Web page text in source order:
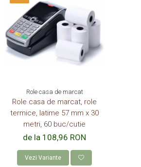
Role termice personalizate
PUNGI DE HARTIE COLORATE
ROLE TERMICE
ROLE CASA DE MARCAT 57 mm x 18
m
ROLE CASA DE MARCAT 57 mm x 25
ROLE CASA DE MARCAT 80 mm x 30
ROLE CASA DE MARCAT 80 mm x 40
ROLE CASA DE MARCAT 80 mm x 50
Role casa de marcat
Role casa de marcat, role
termice, latime 57 mm x 30
metri, 60 buc/cutie
de la 108,96 RON
Vezi Variante